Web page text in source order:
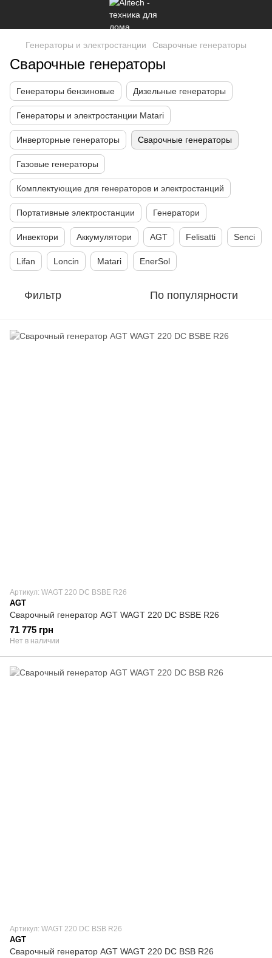
Генераторы и электростанции Сварочные генераторы
Сварочные генераторы
Генераторы бензиновые Дизельные генераторы
Генераторы и электростанции Matari
Инверторные генераторы Сварочные генераторы
Газовые генераторы
Комплектующие для генераторов и электростанций
Портативные электростанции Генератори
Инвектори Аккумулятори AGT Felisatti Senci
Lifan Loncin Matari EnerSol
Фильтр По популярности
Артикул: WAGT 220 DC BSBE R26
AGT
Сварочный генератор AGT WAGT 220 DC BSBE R26
71 775 грн
Нет в наличии
Артикул: WAGT 220 DC BSB R26
AGT
Сварочный генератор AGT WAGT 220 DC BSB R26